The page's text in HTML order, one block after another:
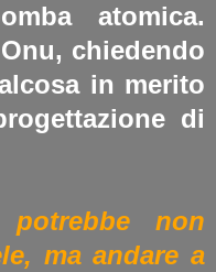
atomica.
chiedendo
in merito
di
non
ma andare a